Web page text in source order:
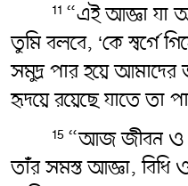
11 “এই আজ্ঞা যা
তুমি বলবে, ‘কে স্বর্গে
সমুদ্র পার হয়ে
হৃদয়ে রয়েছে যাতে তা
15 “আজ জীবন ও
তাঁর সমস্ত আজ্ঞা,